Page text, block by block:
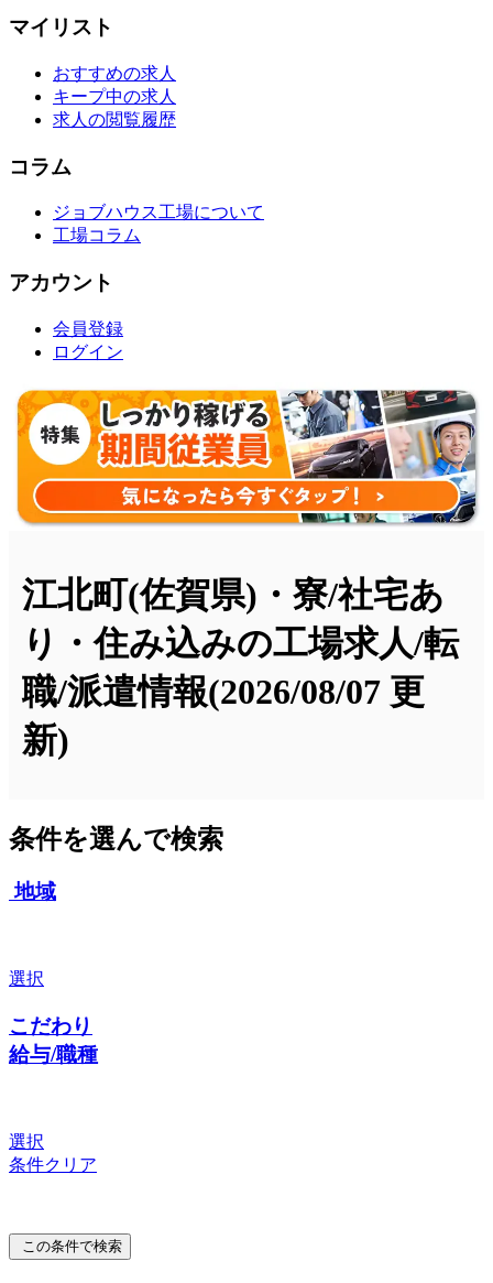
マイリスト
おすすめの求人
キープ中の求人
求人の閲覧履歴
コラム
ジョブハウス工場について
工場コラム
アカウント
会員登録
ログイン
江北町(佐賀県)・寮/社宅あ
り・住み込みの工場求人/転
職/派遣情報(2026/08/07 更
新)
条件を選んで検索
地域
選択
こだわり
給与/職種
選択
条件クリア
この条件で検索